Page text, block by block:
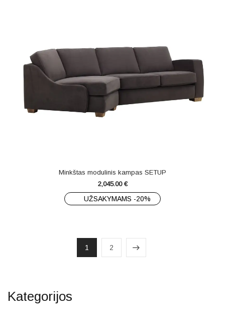
Minkštas modulinis kampas SETUP
2,045.00 €
UŽSAKYMAMS -20%
1 2
Kategorijos